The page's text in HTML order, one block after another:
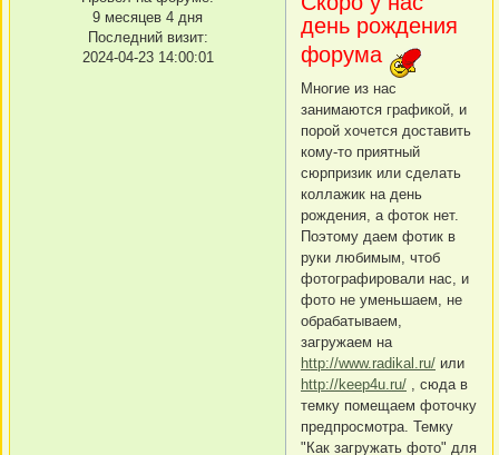
9 месяцев 4 дня
Последний визит:
2024-04-23 14:00:01
день рождения
форума
Многие из нас
занимаются графикой, и
порой хочется доставить
кому-то приятный
сюрпризик или сделать
коллажик на день
рождения, а фоток нет.
Поэтому даем фотик в
руки любимым, чтоб
фотографировали нас, и
фото не уменьшаем, не
обрабатываем,
загружаем на
http://www.radikal.ru/ или
http://keep4u.ru/ , сюда в
темку помещаем фоточку
предпросмотра. Темку
"Как загружать фото" для